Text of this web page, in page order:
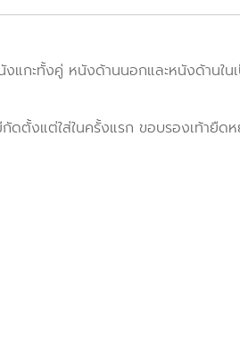
แกะทั้งคู่ หนังด้านนอกและหนังด้านใน
กัดตั้งแต่ใส่ในครั้งแรก ขอบรองเท้ายืด